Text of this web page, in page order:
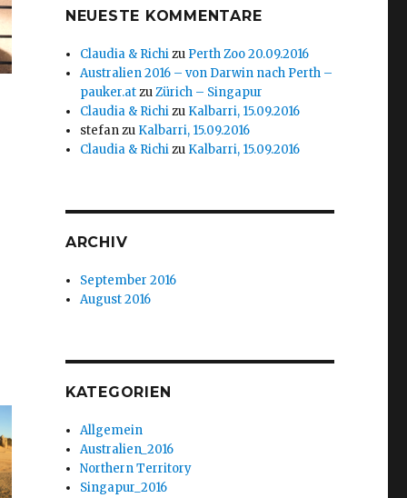
NEUESTE KOMMENTARE
Claudia & Richizu Perth Zoo 20.09.2016
Australien 2016 – von Darwin nach Perth –
pauker.atzuZürich – Singapur
Claudia & Richizu Kalbarri, 15.09.2016
stefanzu Kalbarri, 15.09.2016
Claudia & Richizu Kalbarri, 15.09.2016
ARCHIV
September 2016
August 2016
KATEGORIEN
Allgemein
Australien_2016
Northern Territory
Singapur_2016